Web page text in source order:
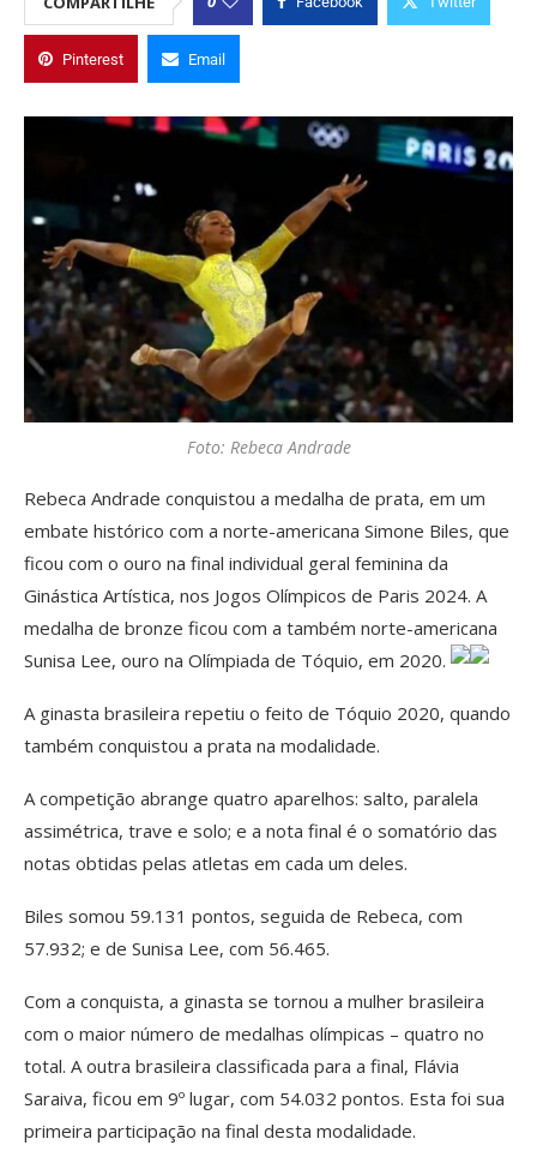
Pinterest Email
Foto: Rebeca Andrade
Rebeca Andrade conquistou a medalha de prata, em um
embate histórico com a norte-americana Simone Biles, que
ficou com o ouro na final individual geral feminina da
Ginástica Artística, nos Jogos Olímpicos de Paris 2024. A
medalha de bronze ficou com a também norte-americana
Sunisa Lee, ouro na Olímpiada de Tóquio, em 2020.
A ginasta brasileira repetiu o feito de Tóquio 2020, quando
também conquistou a prata na modalidade.
A competição abrange quatro aparelhos: salto, paralela
assimétrica, trave e solo; e a nota final é o somatório das
notas obtidas pelas atletas em cada um deles.
Biles somou 59.131 pontos, seguida de Rebeca, com
57.932; e de Sunisa Lee, com 56.465.
Com a conquista, a ginasta se tornou a mulher brasileira
com o maior número de medalhas olímpicas – quatro no
total. A outra brasileira classificada para a final, Flávia
Saraiva, ficou em 9º lugar, com 54.032 pontos. Esta foi sua
primeira participação na final desta modalidade.